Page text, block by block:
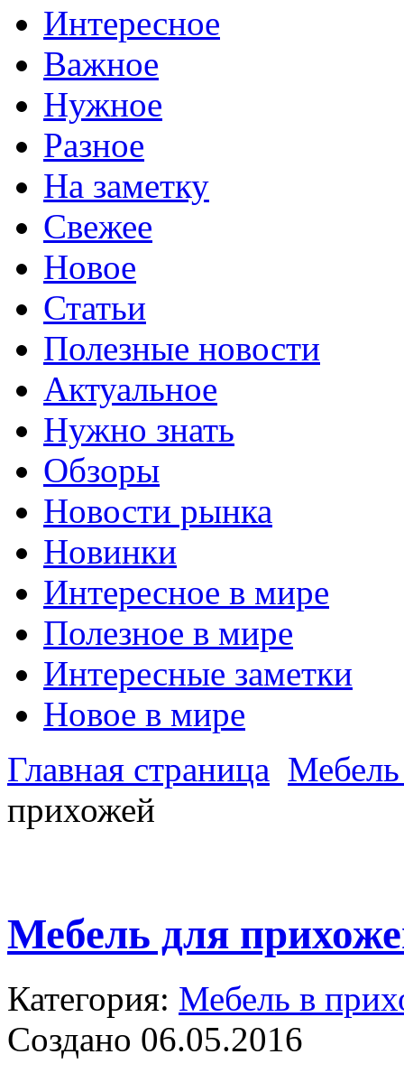
Интересное
Важное
Нужное
Разное
На заметку
Свежее
Новое
Статьи
Полезные новости
Актуальное
Нужно знать
Обзоры
Новости рынка
Новинки
Интересное в мире
Полезное в мире
Интересные заметки
Новое в мире
Главная страница
прихожей
Мебель для
Категория: Мебель в
Создано 06.05.2016